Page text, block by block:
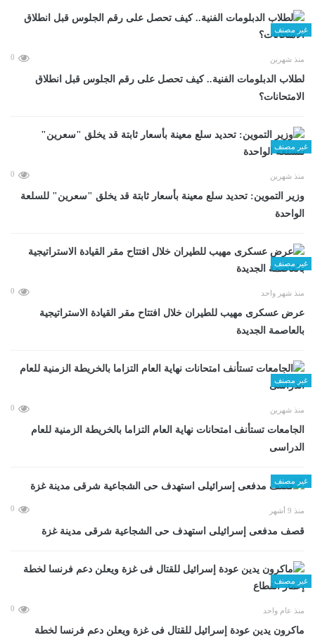
غير مصنف
منذ شهرين 0
لطلاب الدبلومات الفنية.. كيف تحصل على رقم الجلوس قبل انطلاق
الامتحانات؟
غير مصنف
منذ شهرين 0
وزير التموين: تحديد سلع معينة بأسعار ثابتة قد يخلق "سعرين" للسلعة
الواحدة
غير مصنف
منذ شهر واحد 0
عرض عسكرى مهيب للطيران خلال افتتاح مقر القيادة الاستراتيجية
بالعاصمة الجديدة
غير مصنف
منذ شهرين 0
الجامعات تستأنف امتحانات نهاية العام التزاما بالخريطة الزمنية للعام
الدراسى
غير مصنف
منذ 9 أشهر 0
قصف مدفعى إسرائيلى استهدف حى الشجاعية شرقى مدينة غزة
غير مصنف
منذ عام واحد 0
ماكرون يدين عودة إسرائيل للقتال فى غزة ويعلن دعم فرنسا لخطة